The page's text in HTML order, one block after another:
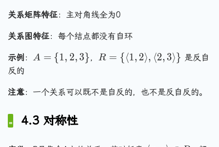
gl
a
_i
,
b
_j
\r
n
e
\
r
a
n
g
}
at
ri
x
}
\
l
a
g
le
,
\
r
,
\
r
a
g
le
a
x
\
n
o
a
x
(
x
\
n
\
关系矩阵特征：主对角线全为0
关系图特征：每个结点都没有自环
示例 ：
A
{
,
2
A = {1, 2, 3} ，
R
{
R = {⟨1, 2⟩, ⟨2, 3⟩} 是反自
反的
注意：一个关系可以既不是自反的，也不是反自反的。
4.3 对称性